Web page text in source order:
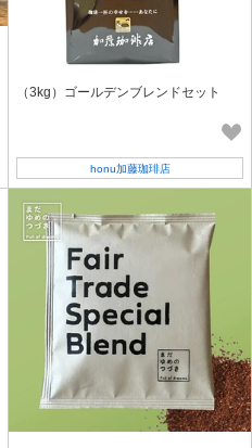
（3kg）ゴールデンブレンドセット
honu加藤珈琲店